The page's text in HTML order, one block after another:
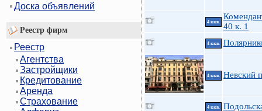
Доска объявлений
Реестр фирм
Реестр
Агентства
Застройщики
Кредитование
Аренда
Страхование
4 ккв.
40 к. 1
4 ккв.
4 ккв. Невский
4 ккв.